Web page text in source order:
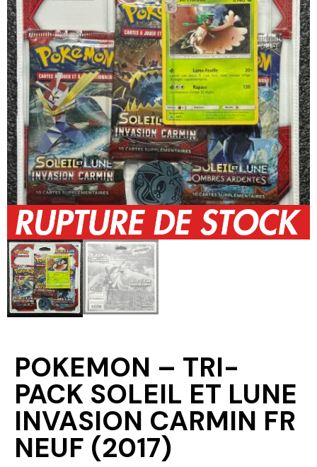
POKEMON – TRI-
PACK SOLEIL ET LUNE
INVASION CARMIN FR
NEUF (2017)